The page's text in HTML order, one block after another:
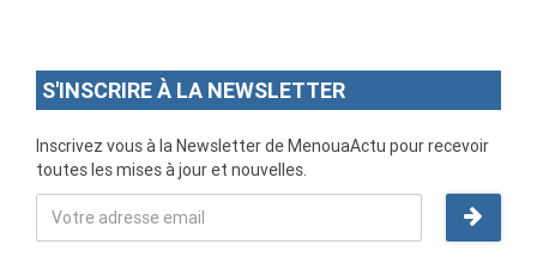
S'INSCRIRE À LA NEWSLETTER
Inscrivez vous à la Newsletter de MenouaActu pour recevoir
toutes les mises à jour et nouvelles.